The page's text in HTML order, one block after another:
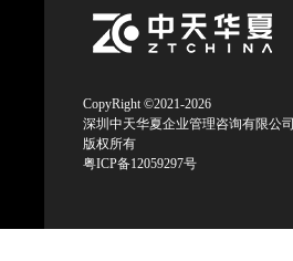
CopyRight ©2021-2026
深圳中天华夏企业管理咨询有限公司
版权所有
粤ICP备12059297号